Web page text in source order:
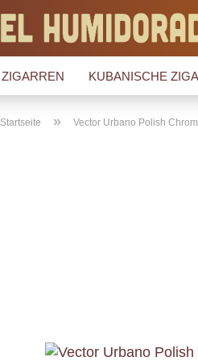
ZIGARREN KUBANISCHE
Startseite » Vector Urbano Polish